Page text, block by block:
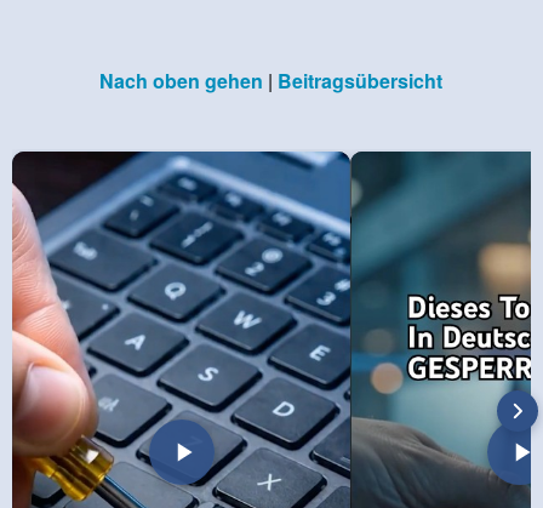
Nach oben gehen | Beitragsübersicht